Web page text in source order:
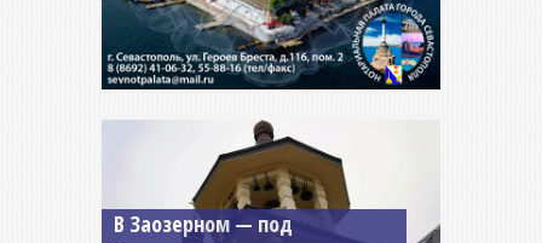
Мужской монастырь Косьмы